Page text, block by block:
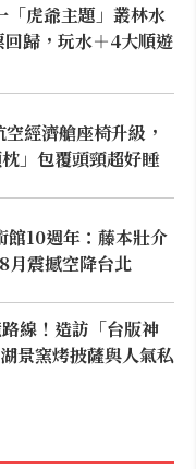
「虎爺主題」叢林水
歸，玩水＋4大順遊
經濟艙座椅升級，
」包覆頭頸超好睡
館10週年：藤本壯介
月震撼空降台北
線！造訪「台版神
景窯烤披薩與人氣私